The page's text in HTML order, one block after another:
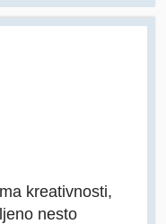
kreativnosti,
nesto